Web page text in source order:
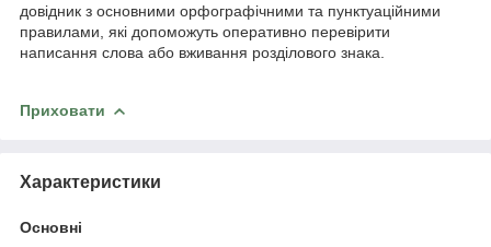
довідник з основними орфографічними та пунктуаційними
правилами, які допоможуть оперативно перевірити
написання слова або вживання розділового знака.
Приховати
Характеристики
Основні